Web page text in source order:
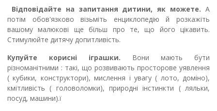
Відповідайте на запитання дитини, як можете. А
потім обов'язково візьміть енциклопедію й розкажіть
вашому малюкові ще більш про те, що його цікавить.
Стимулюйте дитячу допитливість.
Купуйте корисні іграшки. Вони мають бути
різноманітними : такі, що розвивають просторове уявлення
( кубики, конструктори), мислення і увагу ( лото, доміно),
кмітливість ( головоломки), природні інстинкти ( ляльки,
посуд, машини).ї